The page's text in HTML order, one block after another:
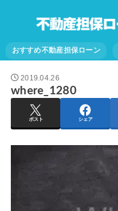
おすすめ不動産担保ローン
2019.04.26
where_1280
ポスト シェア